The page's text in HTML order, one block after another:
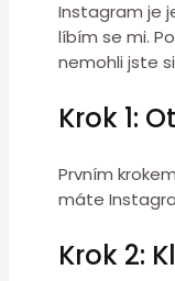
Instagram je
líbím se mi.
nemohli jste
Krok 1:
Prvním
máte
Krok 2: